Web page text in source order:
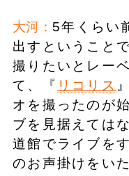
大河： 5年くらい
出すということ
撮りたいとレー
て、『 リコリス
オを撮ったのが
ブを見据えては
道館でライブを
のお声掛けをい